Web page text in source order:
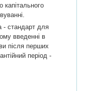
- стандарт для
введенні в
після перших
період -